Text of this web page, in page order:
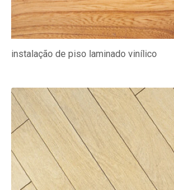
instalação de piso laminado vinílico